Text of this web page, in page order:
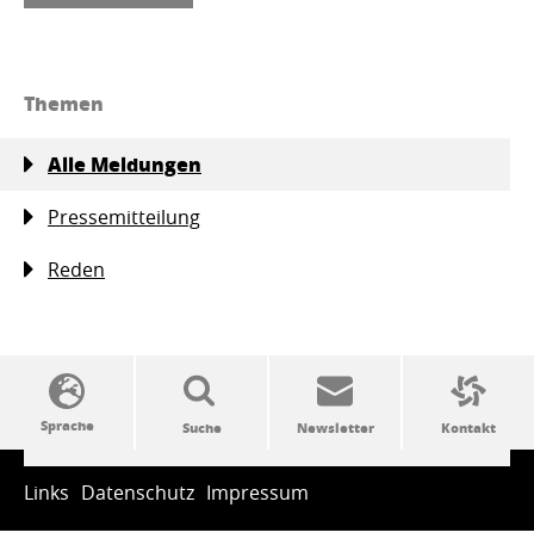
Themen
Alle Meldungen
Pressemitteilung
Reden
SSW-Politik von A bis Z
Links Datenschutz Impressum